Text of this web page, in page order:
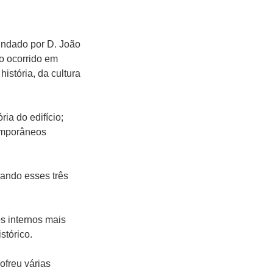
por D. João
ocorrido em
da cultura
do edifício;
esses três
internos mais
várias